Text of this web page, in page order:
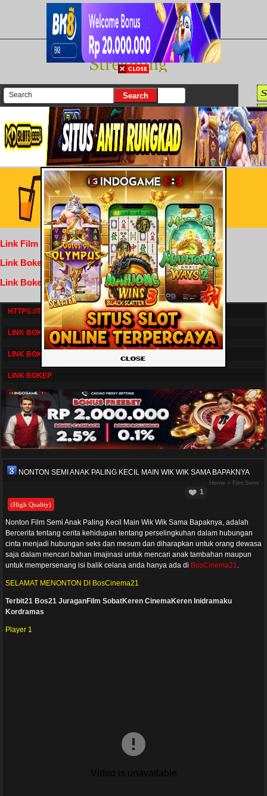
There are currently 25614 movies on our website
Login
Link Film Dewasa
Link Bokep Indofilm
Link Bokep FilmNikmat
HTTPS://TV1.BOSKU21.CAM/
LINK BOKEP DRAMASERIAL
LINK BOKEP
LINK BOKEP
NONTON SEMI ANAK PALING KECIL MAIN WIK WIK SAMA BAPAKNYA
Home > Film Semi
1
(High Quality)
Nonton Film Semi Anak Paling Kecil Main Wik Wik Sama Bapaknya, adalah
Bercerita tentang cerita kehidupan tentang perselingkuhan dalam hubungan
cinta menjadi hubungan seks dan mesum dan diharapkan untuk orang dewasa
saja dalam mencari bahan imajinasi untuk mencari anak tambahan maupun
untuk mempersenang isi balik celana anda hanya ada di BosCinema21.
SELAMAT MENONTON DI BosCinema21
Terbit21 Bos21 JuraganFilm SobatKeren CinemaKeren Inidramaku
Kordramas
Player 1